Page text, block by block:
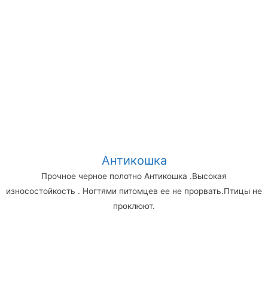
Антикошка
Прочное черное полотно Антикошка .Высокая
износостойкость . Ногтями питомцев ее не прорвать.Птицы не
проклюют.